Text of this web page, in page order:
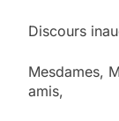
Discours
Mesdames,
amis,